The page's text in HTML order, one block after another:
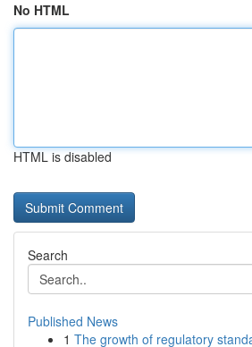
No HTML
HTML is disabled
Search
Published News
1 The growth of regulatory